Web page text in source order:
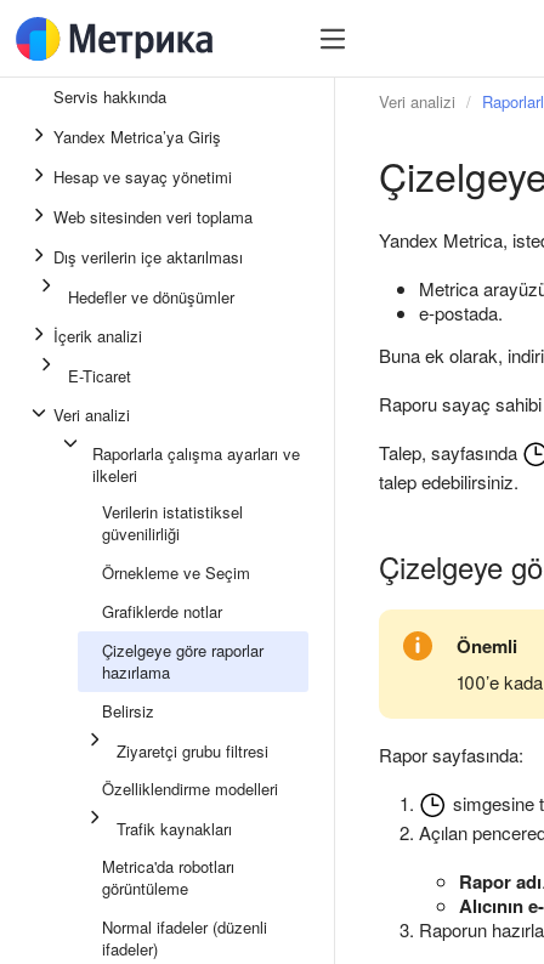
Servis hakkında
Yandex Metrica’ya Giriş
Hesap ve sayaç yönetimi
Web sitesinden veri toplama
Dış verilerin içe aktarılması
Hedefler ve dönüşümler
İçerik analizi
E-Ticaret
Veri analizi
Raporlarla çalışma ayarları ve
ilkeleri
Verilerin istatistiksel
güvenilirliği
Örnekleme ve Seçim
Grafiklerde notlar
Çizelgeye göre raporlar
hazırlama
Belirsiz
Ziyaretçi grubu filtresi
Özelliklendirme modelleri
Trafik kaynakları
Metrica'da robotları
görüntüleme
Normal ifadeler (düzenli
ifadeler)
Veri analizi
Yandex Metrica,
Metrica
e-postada.
Buna ek olarak,
Raporu sayaç
Talep, sayfasında
talep edebilirsiniz.
Çizelgeye
Önemli
100’e
Rapor sayfasında:
simgesine
Açılan
Rapor adı
Alıcının
Raporun